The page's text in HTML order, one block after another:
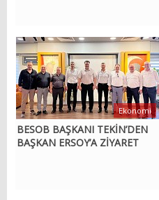
BESOB BAŞKANI TEKİN’DEN
BAŞKAN ERSOY’A ZİYARET
Ekonomi